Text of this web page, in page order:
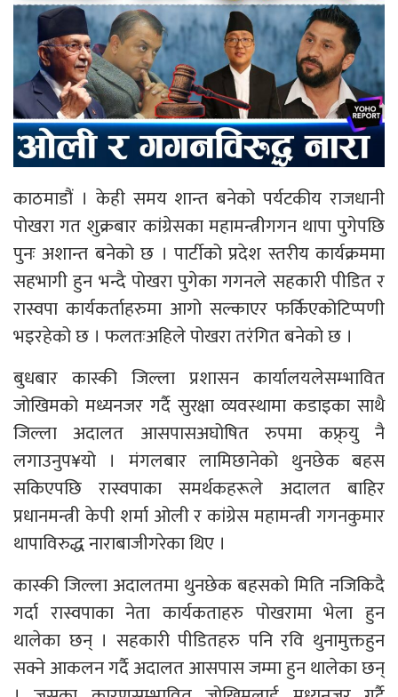
काठमाडौं । केही समय शान्त बनेको पर्यटकीय राजधानी
पोखरा गत शुक्रबार कांग्रेसका महामन्त्रीगगन थापा पुगेपछि
पुनः अशान्त बनेको छ । पार्टीको प्रदेश स्तरीय कार्यक्रममा
सहभागी हुन भन्दै पोखरा पुगेका गगनले सहकारी पीडित र
रास्वपा कार्यकर्ताहरुमा आगो सल्काएर फर्किएकोटिप्पणी
भइरहेको छ । फलतःअहिले पोखरा तरंगित बनेको छ ।
बुधबार कास्की जिल्ला प्रशासन कार्यालयलेसम्भावित
जोखिमको मध्यनजर गर्दै सुरक्षा व्यवस्थामा कडाइका साथै
जिल्ला अदालत आसपासअघोषित रुपमा कफ्र्यु नै
लगाउनुप¥यो । मंगलबार लामिछानेको थुनछेक बहस
सकिएपछि रास्वपाका समर्थकहरूले अदालत बाहिर
प्रधानमन्त्री केपी शर्मा ओली र कांग्रेस महामन्त्री गगनकुमार
थापाविरुद्ध नाराबाजीगरेका थिए ।
कास्की जिल्ला अदालतमा थुनछेक बहसको मिति नजिकिदै
गर्दा रास्वपाका नेता कार्यकताहरु पोखरामा भेला हुन
थालेका छन् । सहकारी पीडितहरु पनि रवि थुनामुक्तहुन
सक्ने आकलन गर्दै अदालत आसपास जम्मा हुन थालेका छन्